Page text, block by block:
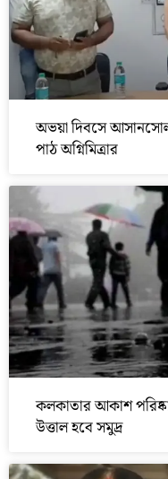
অভয়া দিবসে আসানসোল
পাঠ অগ্নিমিত্রার
কলকাতার আকাশ
উত্তাল হবে সমুদ্র